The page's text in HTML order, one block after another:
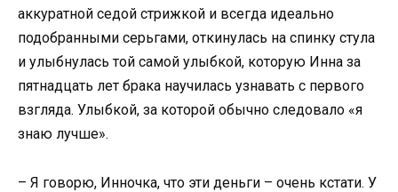
аккуратной седой стрижкой и всегда идеально
подобранными серьгами, откинулась на спинку стула
и улыбнулась той самой улыбкой, которую Инна за
пятнадцать лет брака научилась узнавать с первого
взгляда. Улыбкой, за которой обычно следовало «я
знаю лучше».
– Я говорю, Инночка, что эти деньги – очень кстати. У